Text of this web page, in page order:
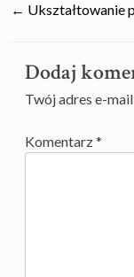
Post
navigation
← Ukształtowanie
Dodaj
Twój adres e-
Komentarz*